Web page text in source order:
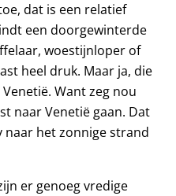
dat is een relatief
een doorgewinterde
woestijnloper of
heel druk. Maar ja, die
Want zeg nou
naar Venetië gaan. Dat
naar het zonnige strand
er genoeg vredige